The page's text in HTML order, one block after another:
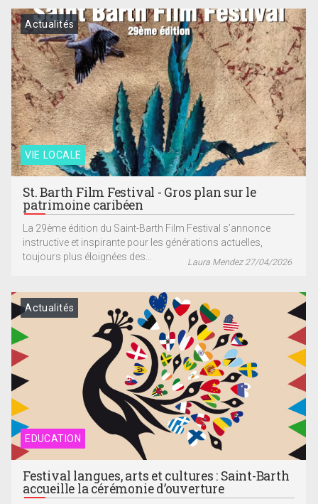
VIE LOCALE
Actualités
St. Barth Film Festival - Gros plan sur le
patrimoine caribéen
La 29ème édition du Saint-Barth Film Festival s’annonce
instructive et inspirante pour les générations actuelles,
toujours plus éloignées des...
Laura Mendez 27/04/2026
EDUCATION
Actualités
Festival langues, arts et cultures : Saint-Barth
accueille la cérémonie d’ouverture